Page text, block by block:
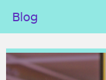
Blog